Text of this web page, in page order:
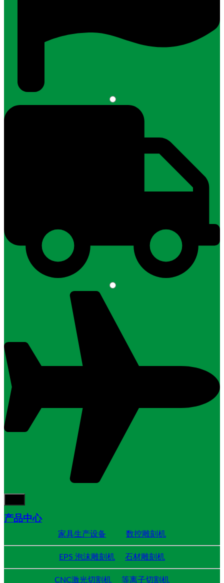
产品中心
家具生产设备 数控雕刻机
EPS 泡沫雕刻机 石材雕刻机
CNC激光切割机 等离子切割机